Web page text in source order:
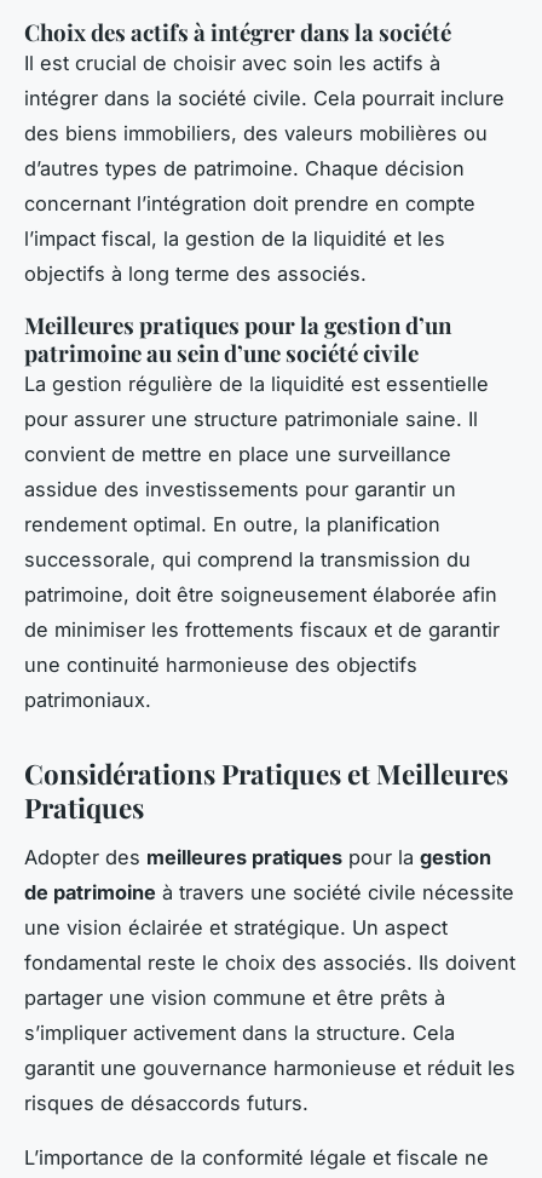
Choix des actifs à intégrer dans la société
Il est crucial de choisir avec soin les actifs à
intégrer dans la société civile. Cela pourrait inclure
des biens immobiliers, des valeurs mobilières ou
d’autres types de patrimoine. Chaque décision
concernant l’intégration doit prendre en compte
l’impact fiscal, la gestion de la liquidité et les
objectifs à long terme des associés.
Meilleures pratiques pour la gestion d’un
patrimoine au sein d’une société civile
La gestion régulière de la liquidité est essentielle
pour assurer une structure patrimoniale saine. Il
convient de mettre en place une surveillance
assidue des investissements pour garantir un
rendement optimal. En outre, la planification
successorale, qui comprend la transmission du
patrimoine, doit être soigneusement élaborée afin
de minimiser les frottements fiscaux et de garantir
une continuité harmonieuse des objectifs
patrimoniaux.
Considérations Pratiques et Meilleures
Pratiques
Adopter des meilleures pratiques pour la gestion
de patrimoine à travers une société civile nécessite
une vision éclairée et stratégique. Un aspect
fondamental reste le choix des associés. Ils doivent
partager une vision commune et être prêts à
s’impliquer activement dans la structure. Cela
garantit une gouvernance harmonieuse et réduit les
risques de désaccords futurs.
L’importance de la conformité légale et fiscale ne